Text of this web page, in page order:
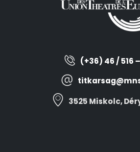
(+36) 46 / 516
3525 Miskolc,